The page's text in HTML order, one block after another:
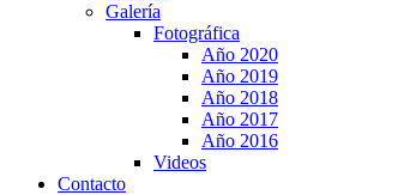
Galería
Fotográfica
Año 2020
Año 2019
Año 2018
Año 2017
Año 2016
Videos
Contacto